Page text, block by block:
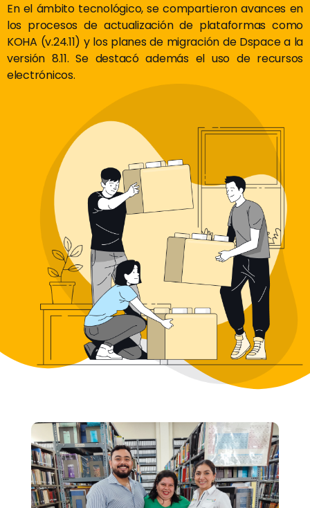
En el ámbito tecnológico, se compartieron avances en
los procesos de actualización de plataformas como
KOHA (v.24.11) y los planes de migración de Dspace a la
versión 8.11. Se destacó además el uso de recursos
electrónicos.